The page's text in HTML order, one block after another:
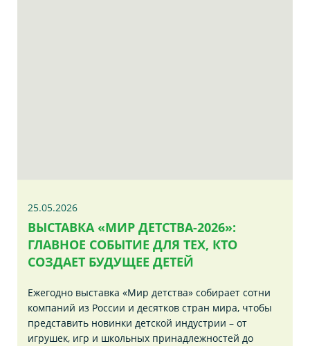
25.05.2026
ВЫСТАВКА «МИР ДЕТСТВА-2026»:
ГЛАВНОЕ СОБЫТИЕ ДЛЯ ТЕХ, КТО
СОЗДАЕТ БУДУЩЕЕ ДЕТЕЙ
Ежегодно выставка «Мир детства» собирает сотни
компаний из России и десятков стран мира, чтобы
представить новинки детской индустрии – от
игрушек, игр и школьных принадлежностей до